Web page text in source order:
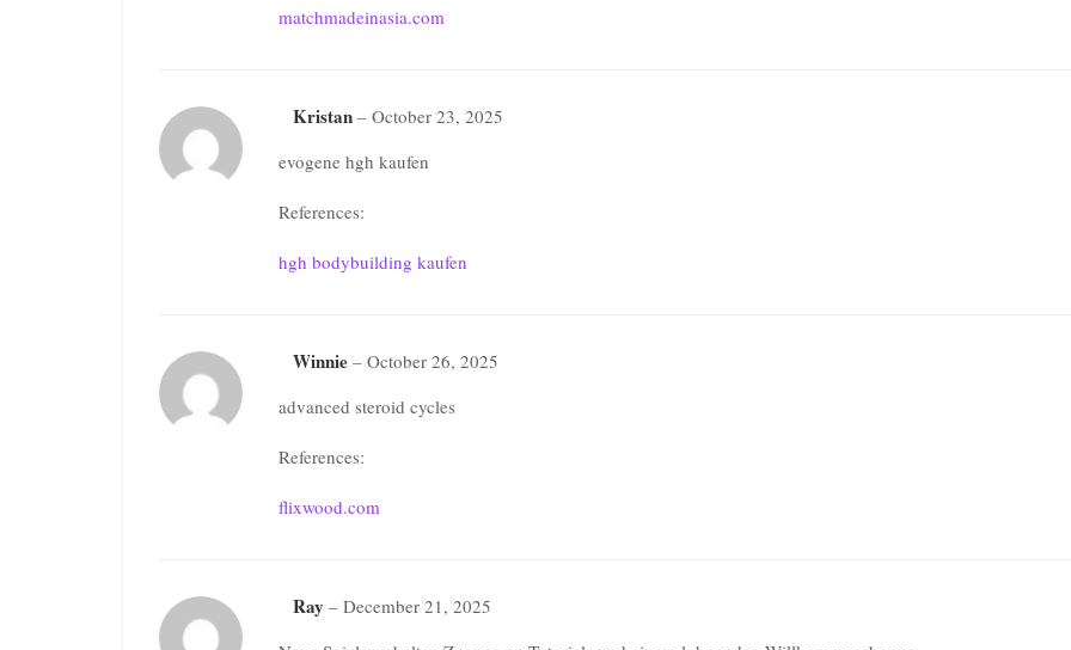
matchmadeinasia.com
Kristan – October 23, 2025
evogene hgh kaufen
References:
hgh bodybuilding kaufen
Winnie – October 26, 2025
advanced steroid cycles
References:
flixwood.com
Ray – December 21, 2025